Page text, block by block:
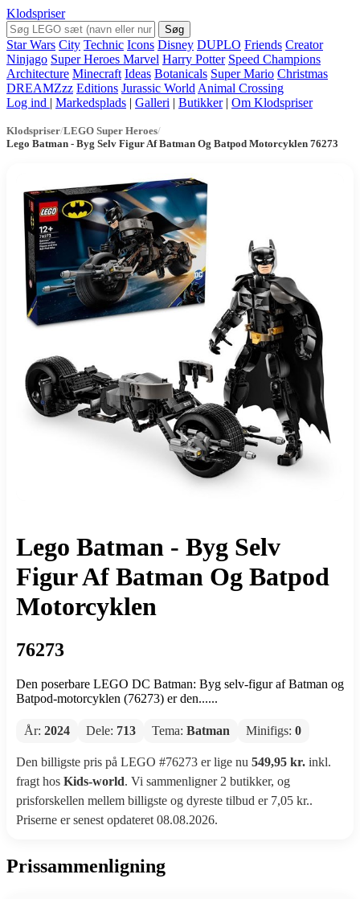
Klodspriser
Søg
Star Wars City Technic Icons Disney DUPLO Friends Creator
Ninjago Super Heroes Marvel Harry Potter Speed Champions
Architecture Minecraft Ideas Botanicals Super Mario Christmas
DREAMZzz Editions Jurassic World Animal Crossing
Log ind | Markedsplads | Galleri | Butikker | Om Klodspriser
Klodspriser/LEGO Super Heroes/
Lego Batman - Byg Selv Figur Af Batman Og Batpod Motorcyklen 76273
Lego Batman - Byg Selv
Figur Af Batman Og Batpod
Motorcyklen
76273
Den poserbare LEGO DC Batman: Byg selv-figur af Batman og
Batpod-motorcyklen (76273) er den......
År: 2024 Dele: 713 Tema: Batman Minifigs: 0
Den billigste pris på LEGO #76273 er lige nu 549,95 kr. inkl.
fragt hos Kids-world. Vi sammenligner 2 butikker, og
prisforskellen mellem billigste og dyreste tilbud er 7,05 kr..
Priserne er senest opdateret 08.08.2026.
Prissammenligning